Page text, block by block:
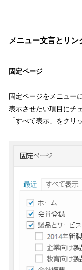
メニュー文言とリ
固定ページ
固定ページをメニュー
表示させたい項目にチ
「すべて表示」をクリ